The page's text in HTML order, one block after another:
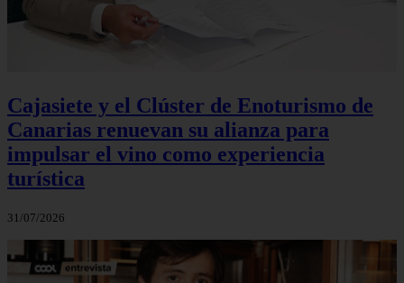
Cajasiete y el Clúster de Enoturismo de
Canarias renuevan su alianza para
impulsar el vino como experiencia
turística
31/07/2026